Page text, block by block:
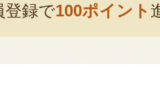
登録で100ポイント